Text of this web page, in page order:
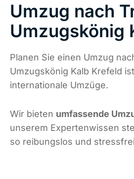
Umzug nach
Umzugskönig
Planen Sie einen Umzug
Umzugskönig Kalb Krefeld ist
internationale Umzüge.
Wir bieten umfassende
unserem Expertenwissen
so reibungslos und